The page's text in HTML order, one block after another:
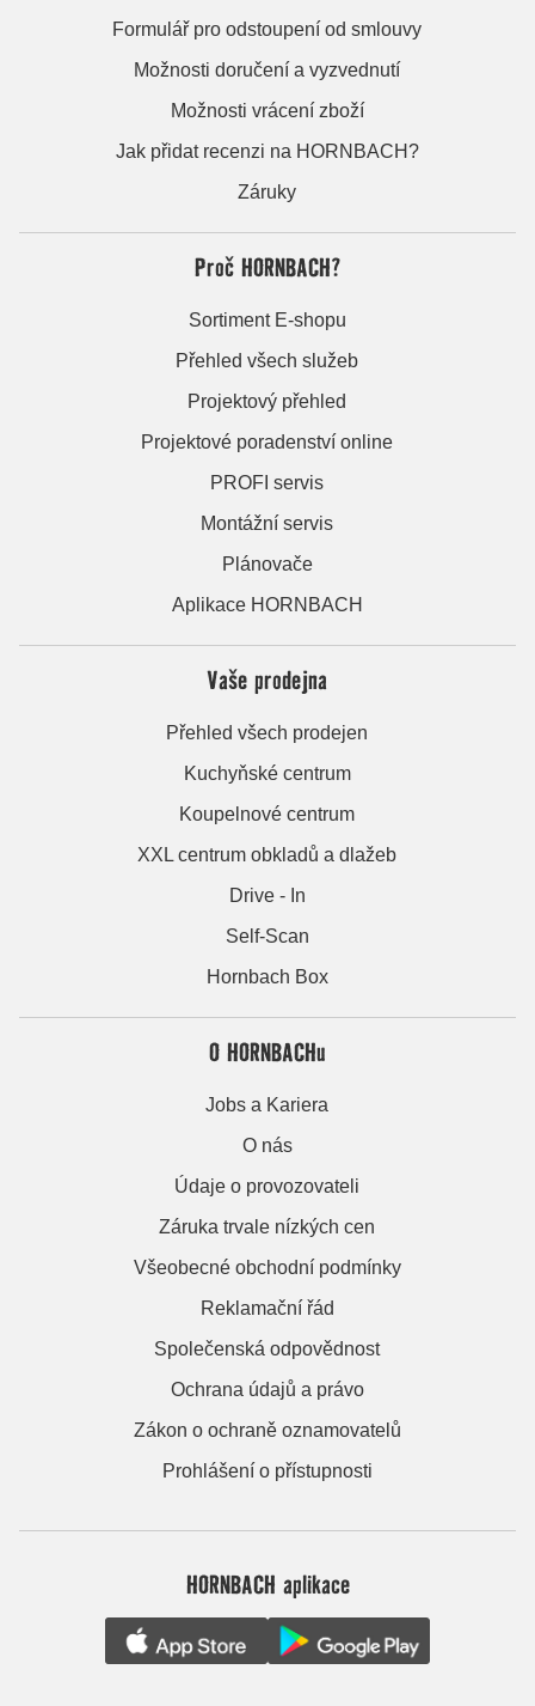
Formulář pro odstoupení od smlouvy
Možnosti doručení a vyzvednutí
Možnosti vrácení zboží
Jak přidat recenzi na HORNBACH?
Záruky
Proč HORNBACH?
Sortiment E-shopu
Přehled všech služeb
Projektový přehled
Projektové poradenství online
PROFI servis
Montážní servis
Plánovače
Aplikace HORNBACH
Vaše prodejna
Přehled všech prodejen
Kuchyňské centrum
Koupelnové centrum
XXL centrum obkladů a dlažeb
Drive - In
Self-Scan
Hornbach Box
O HORNBACHu
Jobs a Kariera
O nás
Údaje o provozovateli
Záruka trvale nízkých cen
Všeobecné obchodní podmínky
Reklamační řád
Společenská odpovědnost
Ochrana údajů a právo
Zákon o ochraně oznamovatelů
Prohlášení o přístupnosti
HORNBACH aplikace